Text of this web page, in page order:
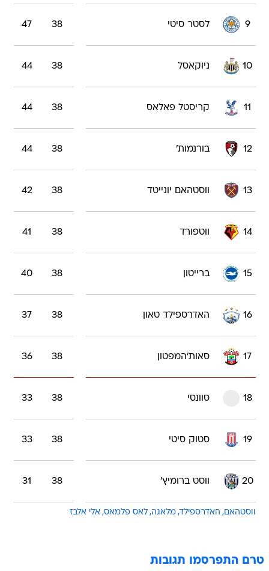
9 לסטר סיטי 38
47
10 ניוקאסל 38
44
11 קריסטל פאלאס 38
44
12 בורנמות' 38
44
13 ווסטהאם יונייטד 38
42
14 ווטפורד 38
41
15 ברייטון 38
40
16 האדרספילד טאון 38
37
17 סאות'המפטון 38
36
18 סוונסי 38
33
19 סטוק סיטי 38
33
20 ווסט ברומיץ' 38
31
ווסטהאם האדרספילד מלאגה לאס פלמאס אלי אלבז
טרם התפרסמו תגובות